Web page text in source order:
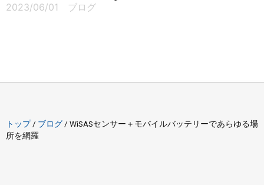
2023/06/01 ブログ
トップ/ ブログ / WiSASセンサー＋モバイルバッテリーであらゆる場
所を網羅